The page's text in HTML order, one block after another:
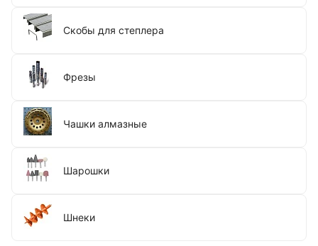
Скобы для степлера
Фрезы
Чашки алмазные
Шарошки
Шнеки